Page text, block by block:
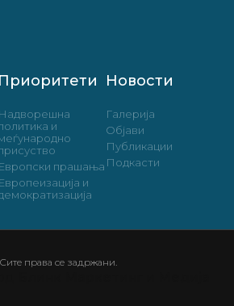
Приоритети
Надворешна
и
Европски прашања
Европеизација и
Новости
Галерија
Објави
Публикации
Подкасти
права се задржани.